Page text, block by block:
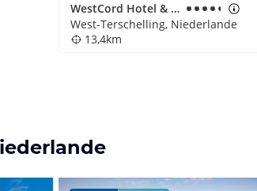
WestCord Hotel & Appartements Residentie Boschrijck
West-Terschelling, Niederlande
13,4km